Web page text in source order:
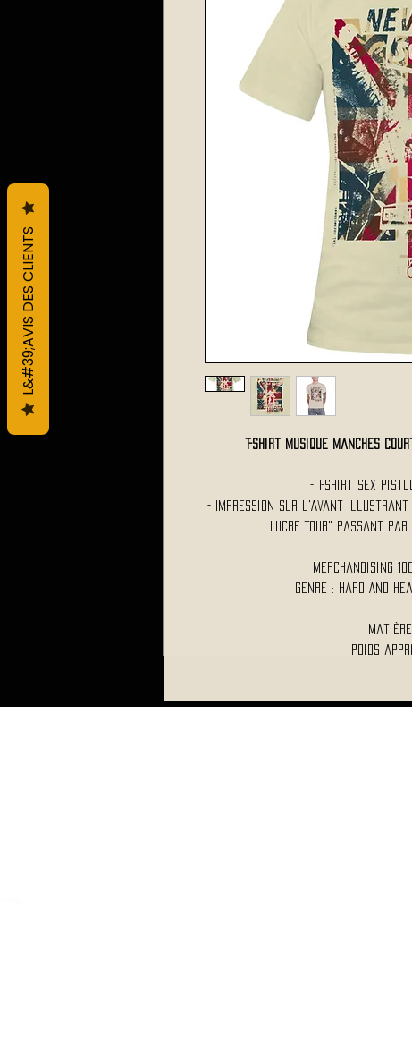
T-Shirt Musique Manches
- T-Shirt Sex
- Impression sur l'Avant Illustrant
Lucre Tour" Passant
Merchandising
Genre : Hard And
Poids
L&#39;AVIS DES CLIENTS